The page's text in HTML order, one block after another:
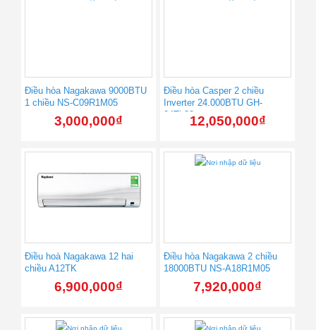
Điều hòa Nagakawa 9000BTU
1 chiều NS-C09R1M05
3,000,000₫
Điều hòa Casper 2 chiều
Inverter 24.000BTU GH-
24TL3212,050,000₫
Điều hoà Nagakawa 12 hai
chiều A12TK
6,900,000₫
Điều hòa Nagakawa 2 chiều
18000BTU NS-A18R1M05
7,920,000₫